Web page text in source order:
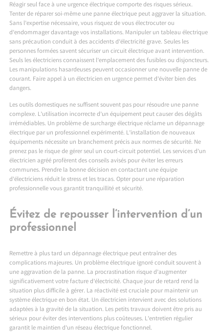
Réagir seul face à une urgence électrique comporte des risques sérieux.
Tenter de réparer soi-même une panne électrique peut aggraver la situation.
Sans l’expertise nécessaire, vous risquez de vous électrocuter ou
d’endommager davantage vos installations. Manipuler un tableau électrique
sans précaution conduit à des accidents d’électricité grave. Seules les
personnes formées savent sécuriser un circuit électrique avant intervention.
Seuls les électriciens connaissent l’emplacement des fusibles ou disjoncteurs.
Les manipulations hasardeuses peuvent occasionner une nouvelle panne de
courant. Faire appel à un électricien en urgence permet d’éviter bien des
dangers.
Les outils domestiques ne suffisent souvent pas pour résoudre une panne
complexe. L’utilisation incorrecte d’un équipement peut causer des dégâts
irrémédiables. Un problème de surcharge électrique réclame un dépannage
électrique par un professionnel expérimenté. L’installation de nouveaux
équipements nécessite un branchement précis aux normes de sécurité. Ne
prenez pas le risque de gérer seul un court-circuit potentiel. Les services d’un
électricien agréé profèrent des conseils avisés pour éviter les erreurs
communes. Prendre la bonne décision en contactant une équipe
d’électriciens réduit le stress et les tracas. Opter pour une réparation
professionnelle vous garantit tranquillité et sécurité.
Évitez de repousser l’intervention d’un
professionnel
Remettre à plus tard un dépannage électrique peut entraîner des
complications majeures. Un problème électrique ignoré conduit souvent à
une aggravation de la panne. La procrastination risque d’augmenter
significativement votre facture d’électricité. Chaque jour de retard rend la
situation plus difficile à gérer. La réactivité est cruciale pour maintenir un
système électrique en bon état. Un électricien intervient avec des solutions
adaptées à la gravité de la situation. Les petits travaux doivent être pris au
sérieux pour éviter des interventions plus coûteuses. L’entretien régulier
garantit le maintien d’un réseau électrique fonctionnel.